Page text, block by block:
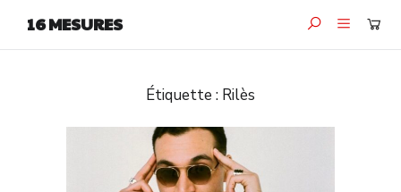
16 MESURES
Étiquette : Rilès